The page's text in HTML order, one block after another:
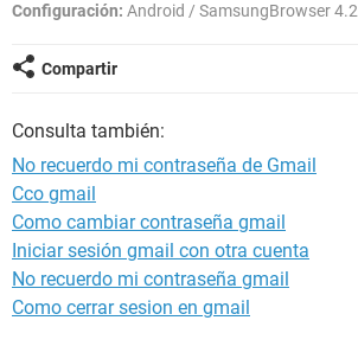
Configuración: Android / SamsungBrowser 4.2
Compartir
Consulta también:
No recuerdo mi contraseña de Gmail
Cco gmail
Como cambiar contraseña gmail
Iniciar sesión gmail con otra cuenta
No recuerdo mi contraseña gmail
Como cerrar sesion en gmail